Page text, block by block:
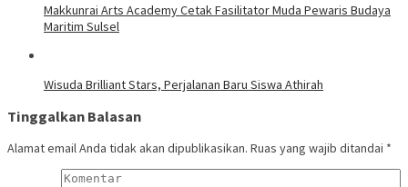
Makkunrai Arts Academy Cetak Fasilitator Muda Pewaris Budaya
Maritim Sulsel
Wisuda Brilliant Stars, Perjalanan Baru Siswa Athirah
Tinggalkan Balasan
Alamat email Anda tidak akan dipublikasikan. Ruas yang wajib ditandai *